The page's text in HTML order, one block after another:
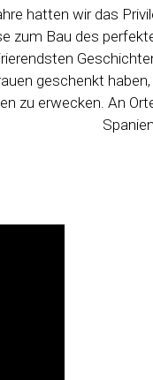
hatten wir das
zum Bau des
geschenkt
zu erwecken. An